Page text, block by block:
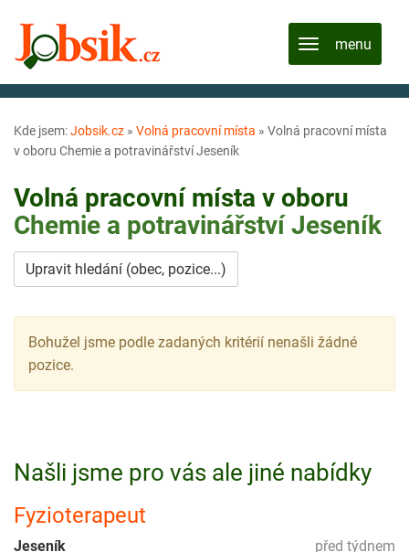
Kde jsem:Jobsik.cz » Volná pracovní místa » Volná pracovní místa
v oboru Chemie a potravinářství Jeseník
Volná pracovní místa v oboru
Chemie a potravinářství Jeseník
Upravit hledání (obec, pozice...)
Bohužel jsme podle zadaných kritérií nenašli žádné
pozice.
Našli jsme pro vás ale jiné nabídky
Fyzioterapeut
před týdnem
Jeseník